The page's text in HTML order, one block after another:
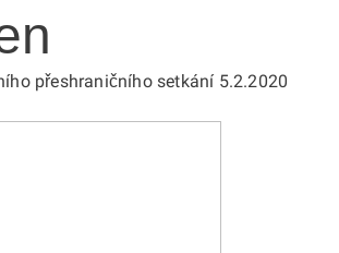
přeshraničního setkání 5.2.2020